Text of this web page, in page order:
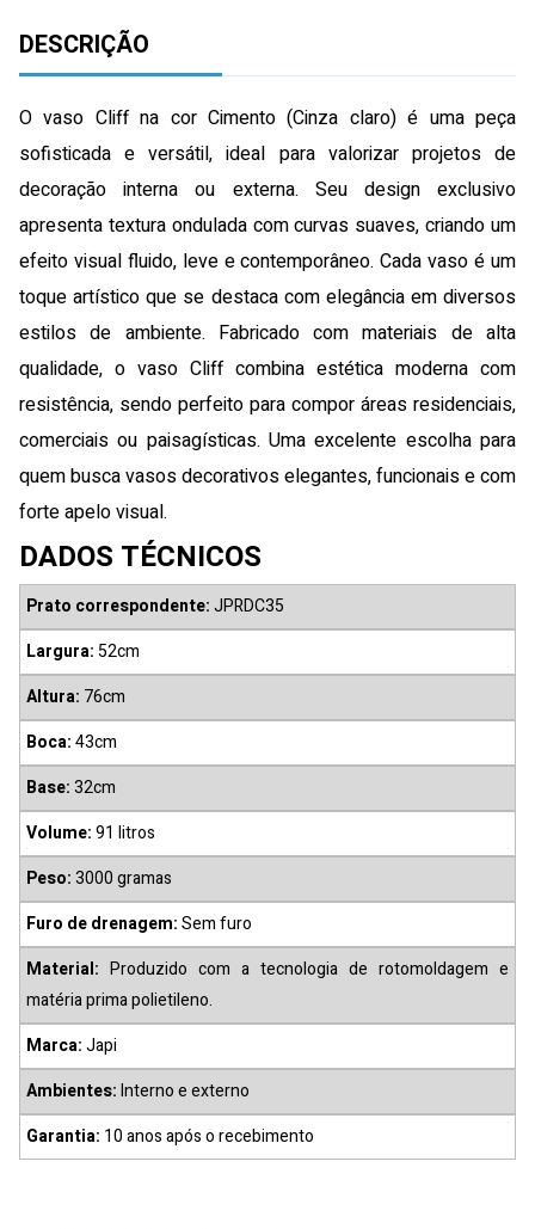
DESCRIÇÃO
O vaso Cliff na cor Cimento (Cinza claro) é uma peça
sofisticada e versátil, ideal para valorizar projetos de
decoração interna ou externa. Seu design exclusivo
apresenta textura ondulada com curvas suaves, criando um
efeito visual fluido, leve e contemporâneo. Cada vaso é um
toque artístico que se destaca com elegância em diversos
estilos de ambiente. Fabricado com materiais de alta
qualidade, o vaso Cliff combina estética moderna com
resistência, sendo perfeito para compor áreas residenciais,
comerciais ou paisagísticas. Uma excelente escolha para
quem busca vasos decorativos elegantes, funcionais e com
forte apelo visual.
DADOS TÉCNICOS
Prato correspondente:JPRDC35
Largura:52cm
Altura: 76cm
Boca:43cm
Base:32cm
Volume:91 litros
Peso:3000 gramas
Furo de drenagem:Sem furo
Material: Produzido com a tecnologia de rotomoldagem e
matéria prima polietileno.
Marca:Japi
Ambientes:Interno e externo
Garantia: 10 anos após o recebimento